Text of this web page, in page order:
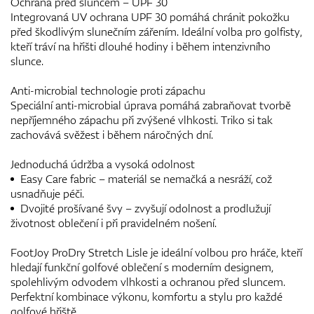
Integrovaná UV ochrana UPF 30 pomáhá chránit pokožku
před škodlivým slunečním zářením. Ideální volba pro golfisty,
kteří tráví na hřišti dlouhé hodiny i během intenzivního
slunce.
Anti-microbial technologie proti zápachu
Speciální anti-microbial úprava pomáhá zabraňovat tvorbě
nepříjemného zápachu při zvýšené vlhkosti. Triko si tak
zachovává svěžest i během náročných dní.
Jednoduchá údržba a vysoká odolnost
Easy Care fabric – materiál se nemačká a nesráží, což
usnadňuje péči.
Dvojité prošívané švy – zvyšují odolnost a prodlužují
životnost oblečení i při pravidelném nošení.
FootJoy ProDry Stretch Lisle je ideální volbou pro hráče, kteří
hledají funkční golfové oblečení s moderním designem,
spolehlivým odvodem vlhkosti a ochranou před sluncem.
Perfektní kombinace výkonu, komfortu a stylu pro každé
golfové hřiště.